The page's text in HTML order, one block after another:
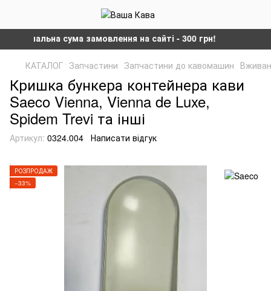
Мінімальна сума замовлення на сайті - 300 грн!
КАТАЛОГ Запчастини Запчастини до кавомашин
Кришка бункера контейнера кави
Saeco Vienna, Vienna de Luxe,
Spidem Trevi та інші
Артикул: 0324.004 Написати відгук
РОЗПРОДАЖ
−33%